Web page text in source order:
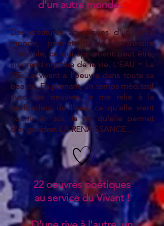
d'un autre monde...
Des créatures aquatiques d'un autre
monde, permettant de retranscrire
l'invisible, ce qui appartient peut être,
au grand mystère de la vie. L'EAU = La
VIE. Le vivant a l'oeuvre dans toute sa
beauté. En prenant, un temps méditatif
avec ces oeuvres, je me relie à la
profondeur de l'eau, ce qu'elle vient
nourrir en soi, la vie qu'elle permet
d'engendrer. LA RENAISSANCE...
22 oeuvres poétiques
au service du Vivant !